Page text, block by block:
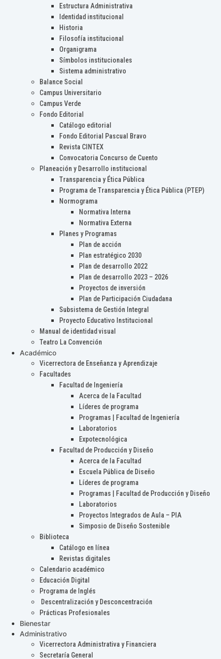
Estructura Administrativa
Identidad institucional
Historia
Filosofía institucional
Organigrama
Símbolos institucionales
Sistema administrativo
Balance Social
Campus Universitario
Campus Verde
Fondo Editorial
Catálogo editorial
Fondo Editorial Pascual Bravo
Revista CINTEX
Convocatoria Concurso de Cuento
Planeación y Desarrollo institucional
Transparencia y Ética Pública
Programa de Transparencia y Ética Pública (PTEP)
Normograma
Normativa Interna
Normativa Externa
Planes y Programas
Plan de acción
Plan estratégico 2030
Plan de desarrollo 2022
Plan de desarrollo 2023 – 2026
Proyectos de inversión
Plan de Participación Ciudadana
Subsistema de Gestión Integral
Proyecto Educativo Institucional
Manual de identidad visual
Teatro La Convención
Académico
Vicerrectora de Enseñanza y Aprendizaje
Facultades
Facultad de Ingeniería
Acerca de la Facultad
Líderes de programa
Programas | Facultad de Ingeniería
Laboratorios
Expotecnológica
Facultad de Producción y Diseño
Acerca de la Facultad
Escuela Pública de Diseño
Líderes de programa
Programas | Facultad de Producción y Diseño
Laboratorios
Proyectos Integrados de Aula – PIA
Simposio de Diseño Sostenible
Biblioteca
Catálogo en línea
Revistas digitales
Calendario académico
Educación Digital
Programa de Inglés
Descentralización y Desconcentración
Prácticas Profesionales
Bienestar
Administrativo
Vicerrectora Administrativa y Financiera
Secretaría General